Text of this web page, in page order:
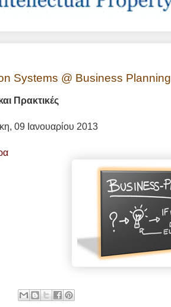
Systems @ Business Planning
Πρακτικές
09 Ιανουαρίου 2013